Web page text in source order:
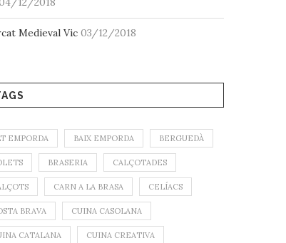
Medieval Vic 03/12/2018
EMPORDA BAIX EMPORDA BERGUEDÀ
BRASERIA CALÇOTADES
CARN A LA BRASA CELÍACS
BRAVA CUINA CASOLANA
CATALANA CUINA CREATIVA